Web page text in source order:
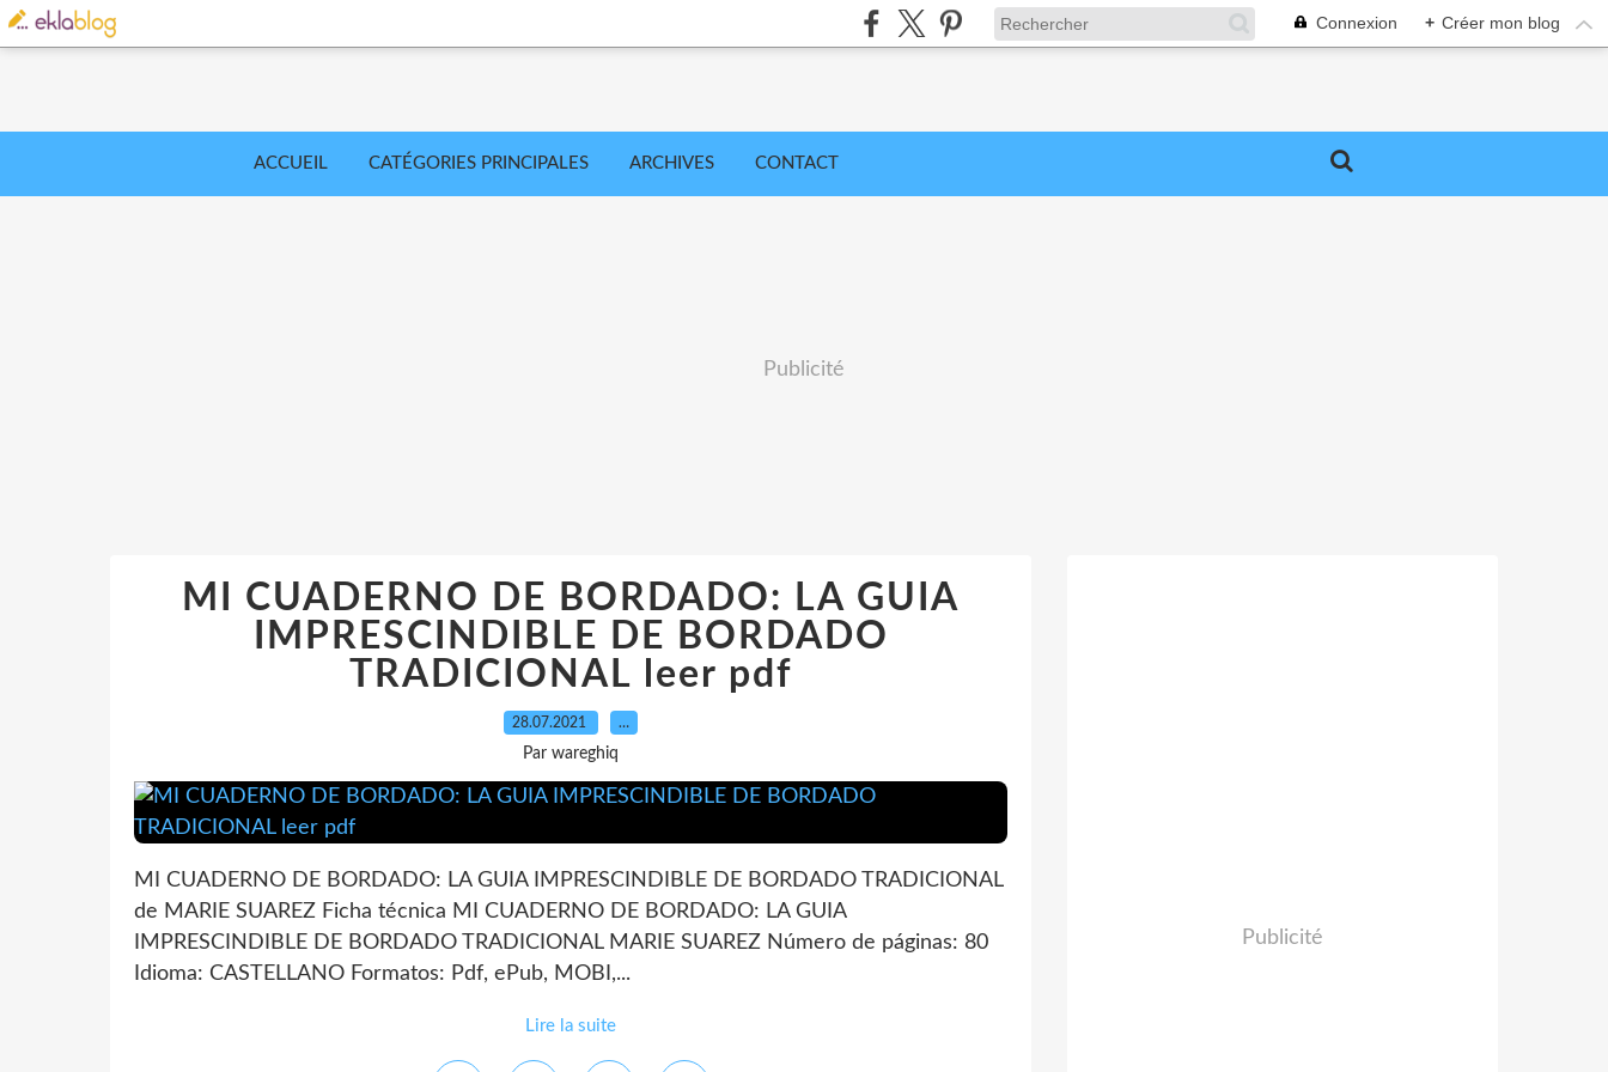
Connexion + Créer mon blog
ACCUEIL CATÉGORIES PRINCIPALES ARCHIVES CONTACT
Publicité
MI CUADERNO DE BORDADO: LA GUIA
IMPRESCINDIBLE DE BORDADO
TRADICIONAL leer pdf
28.07.2021 …
Par wareghiq
MI CUADERNO DE BORDADO: LA GUIA IMPRESCINDIBLE DE BORDADO TRADICIONAL
de MARIE SUAREZ Ficha técnica MI CUADERNO DE BORDADO: LA GUIA
IMPRESCINDIBLE DE BORDADO TRADICIONAL MARIE SUAREZ Número de páginas: 80
Idioma: CASTELLANO Formatos: Pdf, ePub, MOBI,...
Lire la suite
Publicité